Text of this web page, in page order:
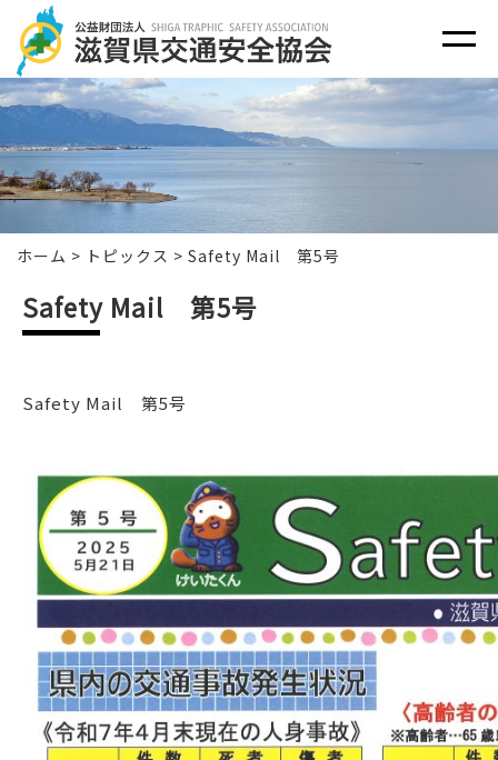
ホーム > トピックス > Safety Mail 第5号
Safety Mail 第5号
Safety Mail 第5号